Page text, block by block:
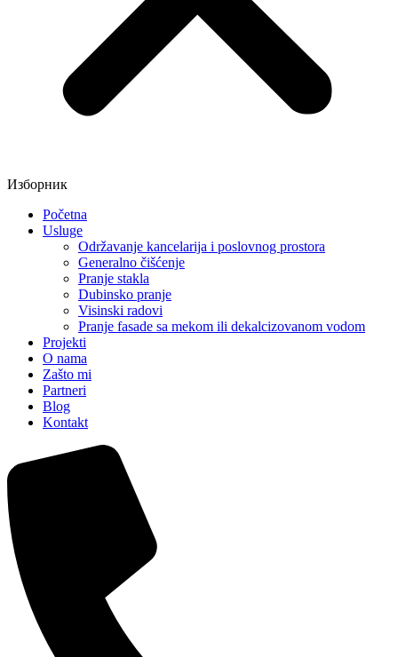
Изборник
Početna
Usluge
Održavanje kancelarija i poslovnog prostora
Generalno čišćenje
Pranje stakla
Dubinsko pranje
Visinski radovi
Pranje fasade sa mekom ili dekalcizovanom vodom
Projekti
O nama
Zašto mi
Partneri
Blog
Kontakt